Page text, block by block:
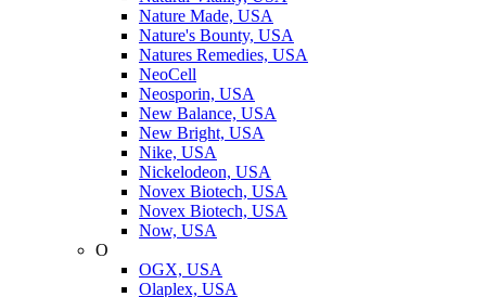
Nature Made, USA
Nature's Bounty, USA
Natures Remedies, USA
NeoCell
Neosporin, USA
New Balance, USA
New Bright, USA
Nike, USA
Niсkelodeon, USA
Novex Biotech, USA
Novex Biotech, USA
Now, USA
O
OGX, USA
Olaplex, USA